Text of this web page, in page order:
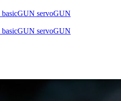
basicGUN servoGUN
basicGUN servoGUN